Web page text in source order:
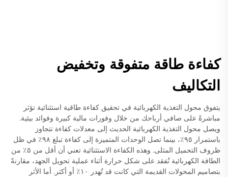
كفاءة طاقة متفوقة وتخفيض
التكاليف
يتفوق محول التغذية الكهربائية في تحقيق كفاءة طاقية استثنائية تؤثر
مباشرةً على صافي أرباحك من خلال وفورات مالية كبيرة وفوائد بيئية.
ويصل محول التغذية الكهربائية الحديث إلى معدلات كفاءة تتجاوز
باستمرار ٩٥٪، بينما تصل الوحدات المتميزة إلى كفاءة تبلغ ٩٨٪ في ظل
ظروف التحميل المثلى. وهذه الكفاءة الاستثنائية تعني أن أقل من ٥٪ من
الطاقة الكهربائية تُفقد على شكل حرارة أثناء عملية تحويل الجهد، مقارنةً
بتصاميم المحولات القديمة التي كانت قد تُهدر ١٠٪ أو أكثر. أما الأثر